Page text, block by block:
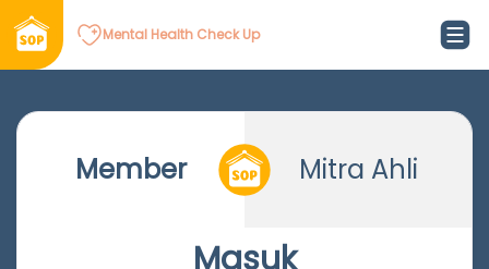
Mental Health Check Up
Member Mitra Ahli
Masuk